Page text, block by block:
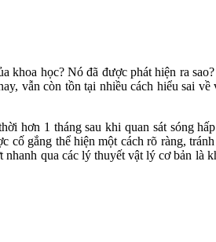
khoa học? Nó đã được phát hiện ra
vẫn còn tồn tại nhiều cách hiểu sai
hơn 1 tháng sau khi quan sát sóng
gắng thể hiện một cách rõ ràng,
qua các lý thuyết vật lý cơ bản là